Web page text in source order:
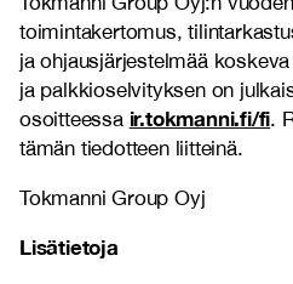
toimintakertomus,
ja ohjausjärjestelmää
ja palkkioselvityksen on
osoitteessa ir.tokmanni.fi/fi.
tämän tiedotteen liitteinä.
Tokmanni Group Oyj
Lisätietoja